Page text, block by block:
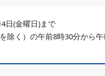
日(金曜日)まで
除く）の午前8時30分から午